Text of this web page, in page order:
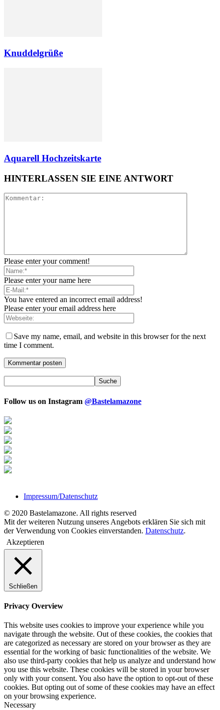
Knuddelgrüße
Aquarell Hochzeitskarte
HINTERLASSEN SIE EINE ANTWORT
Please enter your comment!
Please enter your name here
You have entered an incorrect email address!
Please enter your email address here
Save my name, email, and website in this browser for the next
time I comment.
Follow us on Instagram @Bastelamazone
Impressum/Datenschutz
© 2020 Bastelamazone. All rights reserved
Mit der weiteren Nutzung unseres Angebots erklären Sie sich mit
der Verwendung von Cookies einverstanden. Datenschutz.
Akzeptieren
Schließen
Privacy Overview
This website uses cookies to improve your experience while you
navigate through the website. Out of these cookies, the cookies that
are categorized as necessary are stored on your browser as they are
essential for the working of basic functionalities of the website. We
also use third-party cookies that help us analyze and understand how
you use this website. These cookies will be stored in your browser
only with your consent. You also have the option to opt-out of these
cookies. But opting out of some of these cookies may have an effect
on your browsing experience.
Necessary